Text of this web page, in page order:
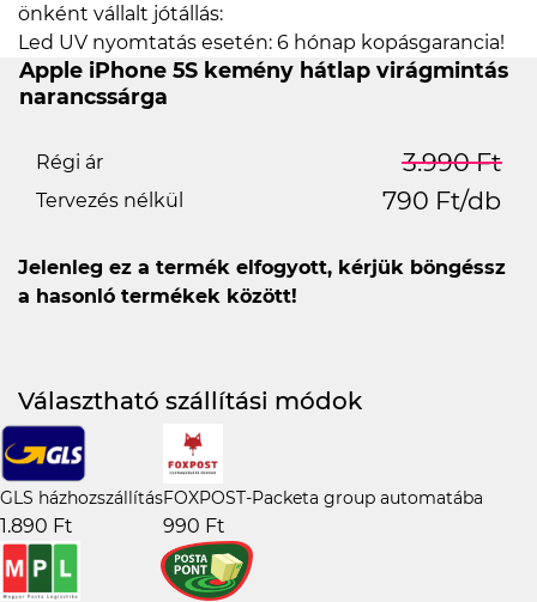
önként vállalt jótállás:
Led UV nyomtatás esetén: 6 hónap kopásgarancia!
Apple iPhone 5S kemény hátlap virágmintás
narancssárga
Régi ár 3.990 Ft
Tervezés nélkül 790 Ft/db
Jelenleg ez a termék elfogyott, kérjük böngéssz
a hasonló termékek között!
Választható szállítási módok
GLS házhozszállítás
1.890 Ft
FOXPOST-Packeta group automatába
990 Ft